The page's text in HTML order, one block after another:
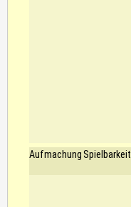
Aufmachung Spielbarkeit